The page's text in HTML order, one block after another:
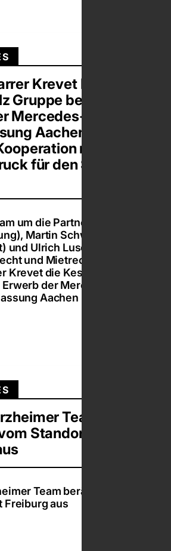
Krevet berät die
Gruppe beim
Mercedes-Benz
Aachen sowie
mit
für den Standort
um die Partner Dr. Ute
Martin Schwind
und Ulrich Lusche
und Mietrecht)hat
Krevet die Kestenholz
der Mercedes-
Aachen beraten.
Team berät
Standort
Team berät ab sofort
Freiburg aus